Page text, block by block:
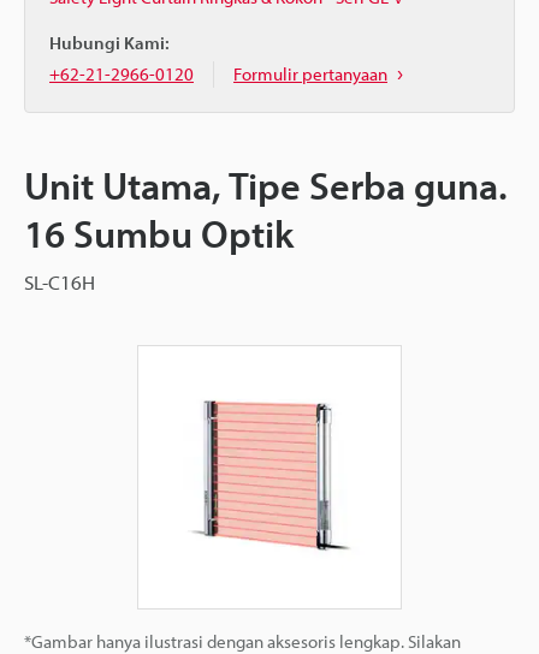
Hubungi Kami:
+62-21-2966-0120
Formulir pertanyaan
Unit Utama, Tipe Serba guna.
16 Sumbu Optik
SL-C16H
*Gambar hanya ilustrasi dengan aksesoris lengkap. Silakan